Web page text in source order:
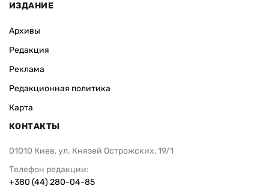
ИЗДАНИЕ
Архивы
Редакция
Реклама
Редакционная политика
Карта
КОНТАКТЫ
01010 Киев, ул. Князей Острожских, 19/1
Телефон редакции:
+380 (44) 280-04-85